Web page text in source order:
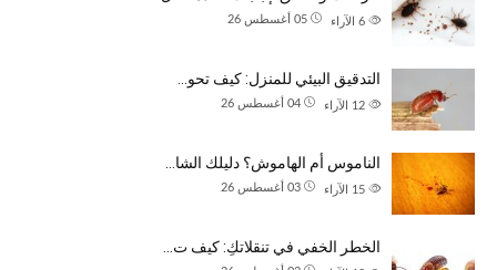
05 أغسطس 26 الآراء
التدقيق البيئي للمنزل: كيف تحو…
04 أغسطس 26 الآراء
الناموس أم الهاموش؟ دليلك الشا…
03 أغسطس 26 الآراء
الخطر الخفي في تنقلاتكِ: كيف ت…